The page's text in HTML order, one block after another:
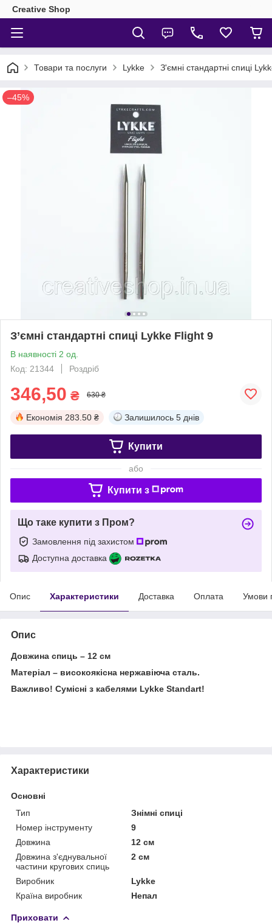
Creative Shop
Товари та послуги Lykke З'ємні стандартні спиці
–45%
З’ємні стандартні спиці Lykke Flight 9
В наявності 2 од.
Код: 21344
Роздріб
346,50 ₴ 630 ₴
Економія 283.50 ₴ Залишилось 5 днів
Купити
або
Купити з
Що таке купити з Пром?
Замовлення під захистом
Доступна доставка
Опис Характеристики Доставка Оплата Умови
Опис
Довжина спиць – 12 см
Матеріал – високоякісна нержавіюча сталь.
Важливо! Сумісні з кабелями Lykke Standart!
Характеристики
Основні
Тип
Знімні спиці
Номер інструменту
9
Довжина
12 см
Довжина з'єднувальної
частини кругових спиць
2 см
Виробник
Lykke
Країна виробник
Непал
Приховати